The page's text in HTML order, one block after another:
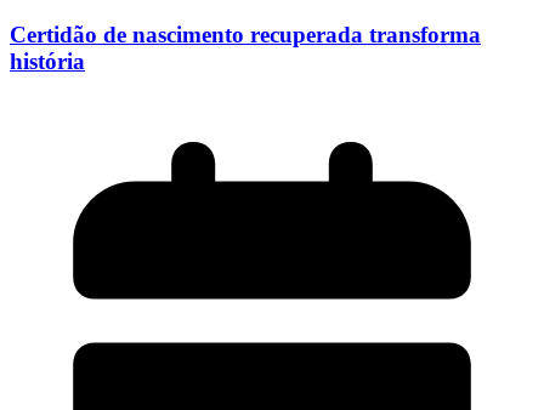
Certidão de nascimento recuperada transforma
história